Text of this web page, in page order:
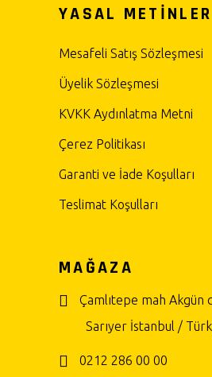
YASAL METİNLER
Mesafeli Satış Sözleşmesi
Üyelik Sözleşmesi
KVKK Aydınlatma Metni
Çerez Politikası
Garanti ve İade Koşulları
Teslimat Koşulları
MAĞAZA
Çamlıtepe mah Akgün
Sarıyer İstanbul /
0212 286 00 00